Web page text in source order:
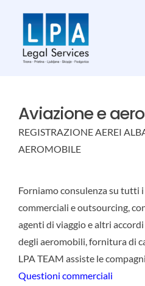
content
Aviazione e
REGISTRAZIONE AEREI
AEROMOBILE
Forniamo consulenza su tutti
commerciali e outsourcing,
agenti di viaggio e altri
degli aeromobili, fornitura di
LPA TEAM assiste le
Questioni commerciali